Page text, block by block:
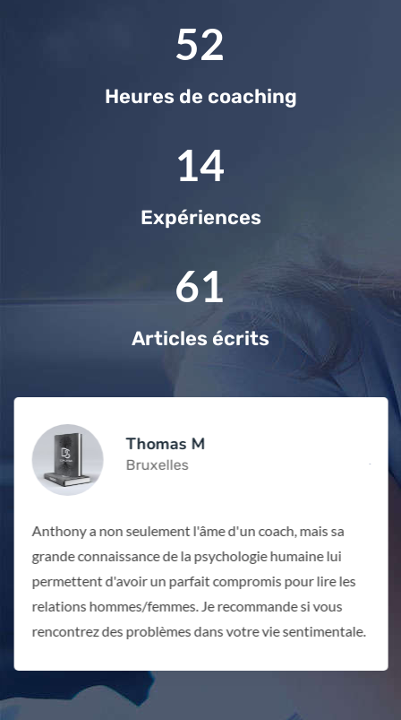
83
Heures de coaching
22
Expériences
97
Articles écrits
Thomas M
Bruxelles
Anthony a non seulement l'âme d'un coach, mais sa
grande connaissance de la psychologie humaine lui
permettent d'avoir un parfait compromis pour lire les
relations hommes/femmes. Je recommande si vous
rencontrez des problèmes dans votre vie sentimentale.